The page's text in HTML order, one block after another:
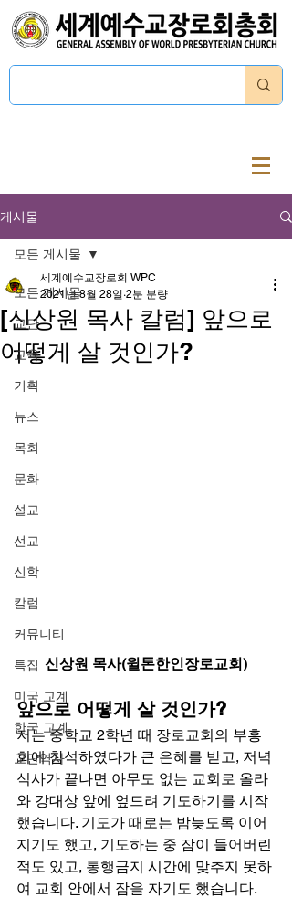
게시물
모든 게시물
교단
교육
기획
뉴스
목회
문화
설교
선교
신학
칼럼
커뮤니티
특집
미국 교계
한국 교계
교단역사
모든 게시물
[신상원 목사 칼럼] 앞으로
어떻게 살 것인가?
세계예수교장로회 WPC
2021년 8월 28일 2분 분량
신상원 목사(윌톤한인장로교회)
앞으로 어떻게 살 것인가?
저는 중학교 2학년 때 장로교회의 부흥
회에 참석하였다가 큰 은혜를 받고, 저녁
식사가 끝나면 아무도 없는 교회로 올라
와 강대상 앞에 엎드려 기도하기를 시작
했습니다. 기도가 때로는 밤늦도록 이어
지기도 했고, 기도하는 중 잠이 들어버린
적도 있고, 통행금지 시간에 맞추지 못하
여 교회 안에서 잠을 자기도 했습니다.